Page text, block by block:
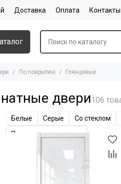
Доставка Оплата Контакты
По покрытию Глянцевые
двери
Белые Серые Со стеклом